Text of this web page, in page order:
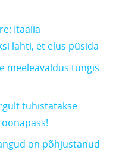
Itaalia
lahti, et elus püsida
meeleavaldus tungis
tühistatakse
on põhjustanud